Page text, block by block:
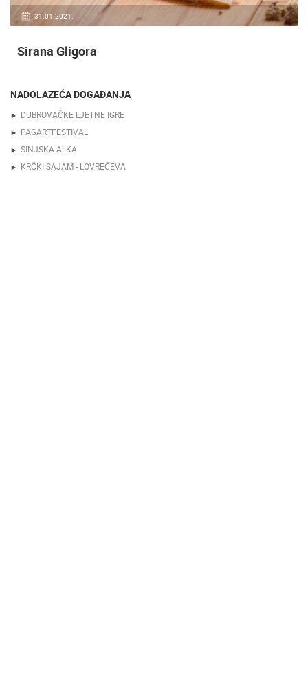
31.01.2021.
Sirana Gligora
NADOLAZEĆA DOGAĐANJA
DUBROVAČKE LJETNE IGRE
PAGARTFESTIVAL
SINJSKA ALKA
KRČKI SAJAM - LOVREČEVA